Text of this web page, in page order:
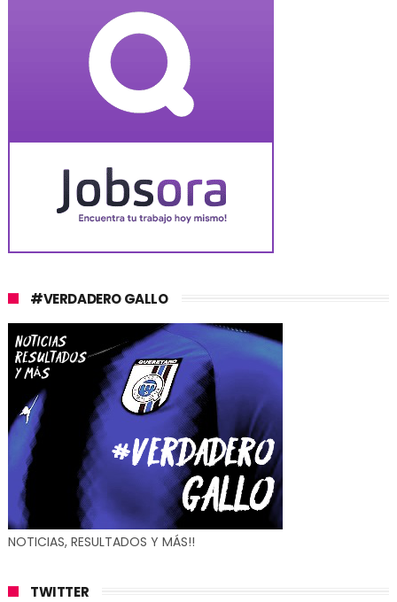
#VERDADERO GALLO
NOTICIAS, RESULTADOS Y MÁS!!
TWITTER